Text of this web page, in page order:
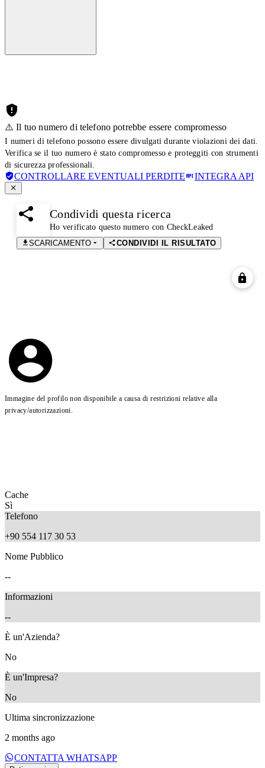
⚠️ Il tuo numero di telefono potrebbe essere compromesso
I numeri di telefono possono essere divulgati durante violazioni dei dati.
Verifica se il tuo numero è stato compromesso e proteggiti con strumenti
di sicurezza professionali.
CONTROLLARE EVENTUALI PERDITE INTEGRA API
Condividi questa ricerca
Ho verificato questo numero con CheckLeaked
SCARICAMENTO
CONDIVIDI IL RISULTATO
Immagine del profilo non disponibile a causa di restrizioni relative alla
privacy/autorizzazioni.
Cache
Sì
Telefono
+90 554 117 30 53
Nome Pubblico
--
Informazioni
--
È un'Azienda?
No
È un'Impresa?
No
Ultima sincronizzazione
2 months ago
CONTATTA WHATSAPP